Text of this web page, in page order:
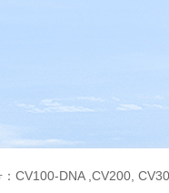
CV100-DNA ,CV200,